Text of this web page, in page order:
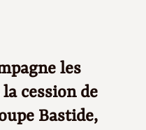
les
cession de
Bastide,